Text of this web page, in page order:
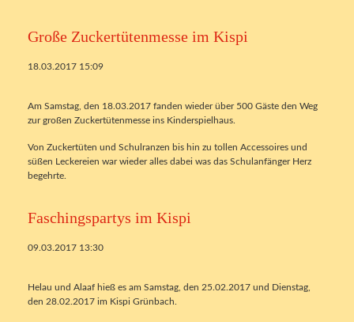
Große Zuckertütenmesse im Kispi
18.03.2017 15:09
Am Samstag, den 18.03.2017 fanden wieder über 500 Gäste den Weg
zur großen Zuckertütenmesse ins Kinderspielhaus.
Von Zuckertüten und Schulranzen bis hin zu tollen Accessoires und
süßen Leckereien war wieder alles dabei was das Schulanfänger Herz
begehrte.
Faschingspartys im Kispi
09.03.2017 13:30
Helau und Alaaf hieß es am Samstag, den 25.02.2017 und Dienstag,
den 28.02.2017 im Kispi Grünbach.